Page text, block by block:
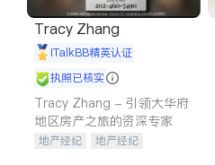
Tracy Zhang
iTalkBB精英认证
执照已核实
Tracy Zhang - 引领大华府
地区房产之旅的资深专家
地产经纪
地产经纪